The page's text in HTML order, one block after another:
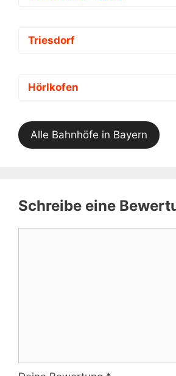
Triesdorf
Hörlkofen
Alle Bahnhöfe in Bayern
Schreibe eine